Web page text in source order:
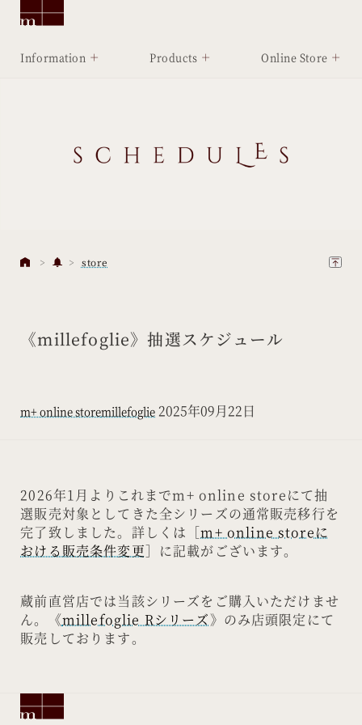
Information Products Online Store
store
《millefoglie》抽選スケジュール
m+ online storemillefoglie 2025年09月22日
2026年1月よりこれまでm+ online storeにて抽
選販売対象としてきた全シリーズの通常販売移行を
完了致しました。詳しくは［m+ online storeに
おける販売条件変更］に記載がございます。
蔵前直営店では当該シリーズをご購入いただけませ
ん。《millefoglie Rシリーズ》のみ店頭限定にて
販売しております。